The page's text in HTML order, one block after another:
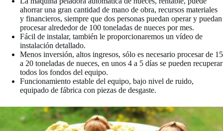
ahorrar una gran cantidad de mano de obra, recursos materiales
y financieros, siempre que dos personas puedan operar y puedan
procesar alrededor de 100 toneladas de nueces por mes.
Fácil de instalar, también le proporcionaremos un vídeo de
instalación detallado.
Menos inversión, altos ingresos, sólo es necesario procesar de 15
a 20 toneladas de nueces, en unos 4 a 5 días se pueden recuperar
todos los fondos del equipo.
Funcionamiento estable del equipo, bajo nivel de ruido,
equipado de fábrica con piezas de desgaste.